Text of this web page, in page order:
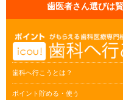
歯医者さん選びは
歯科へ行こうとは？
ポイント貯める・使う